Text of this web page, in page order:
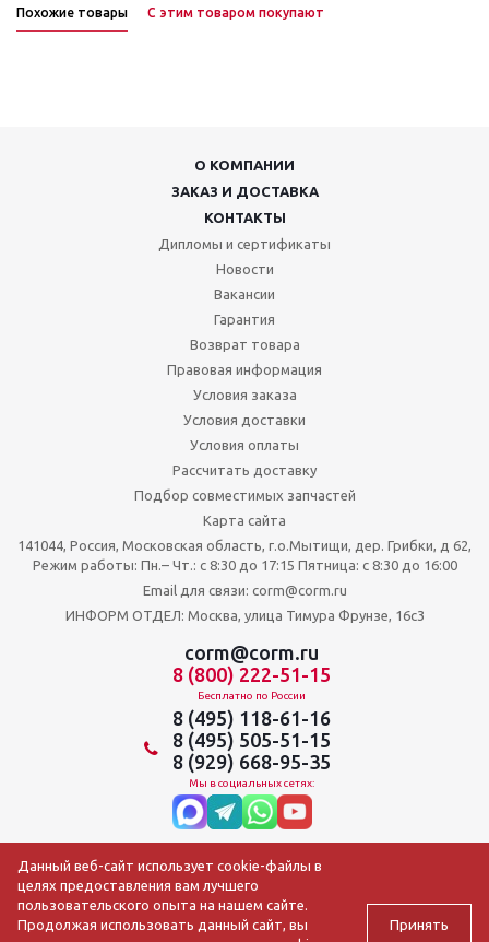
Похожие товары С этим товаром покупают
О КОМПАНИИ
ЗАКАЗ И ДОСТАВКА
КОНТАКТЫ
Дипломы и сертификаты
Новости
Вакансии
Гарантия
Возврат товара
Правовая информация
Условия заказа
Условия доставки
Условия оплаты
Рассчитать доставку
Подбор совместимых запчастей
Карта сайта
141044, Россия, Московская область, г.о.Мытищи, дер. Грибки, д 62,
Режим работы: Пн.– Чт.: с 8:30 до 17:15 Пятница: c 8:30 до 16:00
Email для связи: corm@corm.ru
ИНФОРМ ОТДЕЛ: Москва, улица Тимура Фрунзе, 16с3
corm@corm.ru
8 (800) 222-51-15
Бесплатно по России
8 (495) 118-61-16
8 (495) 505-51-15
8 (929) 668-95-35
Мы в социальных сетях:
Данный веб-сайт использует cookie-файлы в
целях предоставления вам лучшего
пользовательского опыта на нашем сайте.
Продолжая использовать данный сайт, вы
Принять